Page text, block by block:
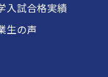
入試合格実績
生の声